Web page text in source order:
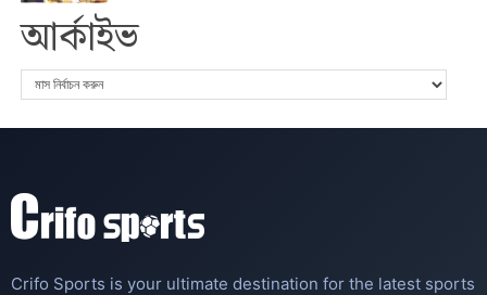
আর্কাইভ
Crifo Sports is your ultimate destination for the latest sports